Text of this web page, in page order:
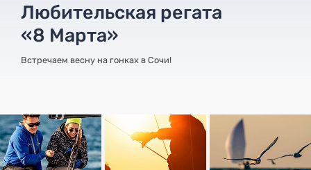
Любительская регата
«8 Марта»
Встречаем весну на гонках в Сочи!